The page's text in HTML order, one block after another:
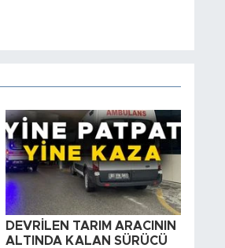
DEVRİLEN TARIM ARACININ
ALTINDA KALAN SÜRÜCÜ